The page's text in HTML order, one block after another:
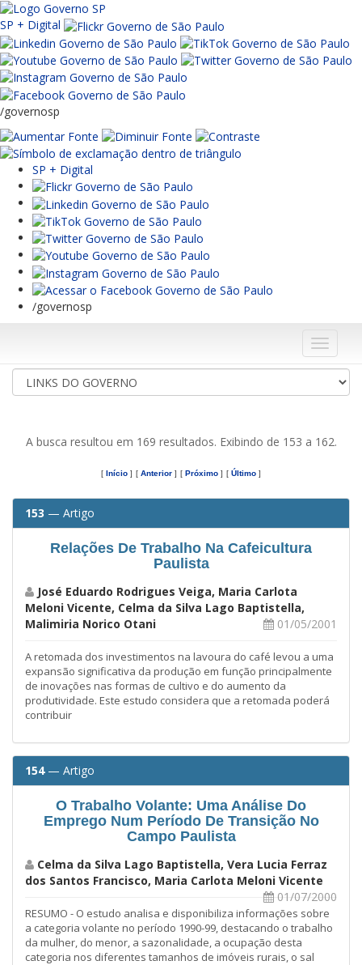
SP + Digital
/governosp
SP + Digital
/governosp
Menu
A busca resultou em 169 resultados. Exibindo de 153 a 162.
[ Início ] [ Anterior ] [ Próximo ] [ Último ]
153 — Artigo
Relações De Trabalho Na Cafeicultura
Paulista
José Eduardo Rodrigues Veiga, Maria Carlota
Meloni Vicente, Celma da Silva Lago Baptistella,
Malimiria Norico Otani
01/05/2001
A retomada dos investimentos na lavoura do café levou a uma
expansão significativa da produção em função principalmente
de inovações nas formas de cultivo e do aumento da
produtividade. Este estudo considera que a retomada poderá
contribuir
154— Artigo
O Trabalho Volante: Uma Análise Do
Emprego Num Período De Transição No
Campo Paulista
Celma da Silva Lago Baptistella, Vera Lucia Ferraz
dos Santos Francisco, Maria Carlota Meloni Vicente
01/07/2000
RESUMO - O estudo analisa e disponibiliza informações sobre
a categoria volante no período 1990-99, destacando o trabalho
da mulher, do menor, a sazonalidade, a ocupação desta
categoria nos diferentes tamanhos de imóveis rurais, o sal